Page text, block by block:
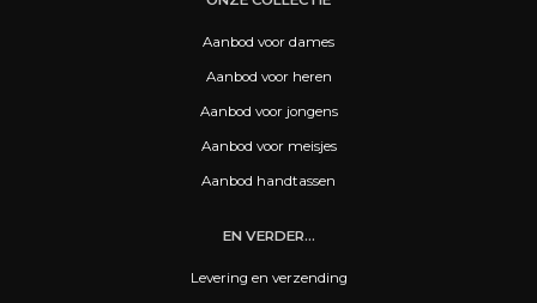
Aanbod voor dames
Aanbod voor heren
Aanbod voor jongens
Aanbod voor meisjes
Aanbod handtassen
EN VERDER...
Levering en verzending